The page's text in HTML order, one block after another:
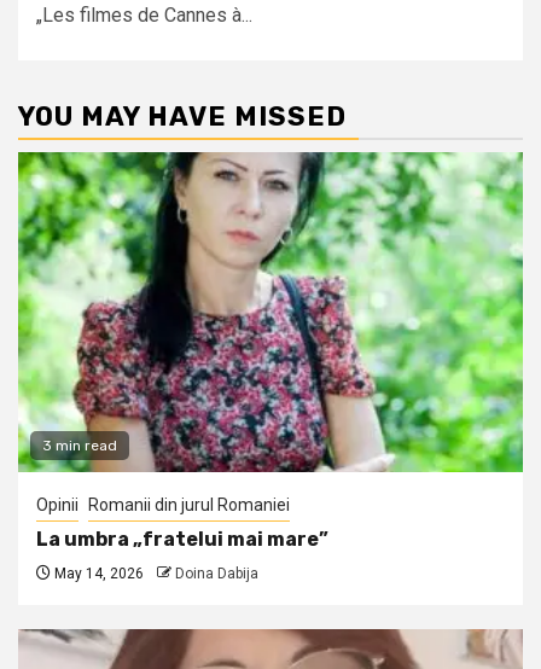
„Les filmes de Cannes à...
YOU MAY HAVE MISSED
3 min read
Opinii Romanii din jurul Romaniei
La umbra „fratelui mai mare”
May 14, 2026 Doina Dabija